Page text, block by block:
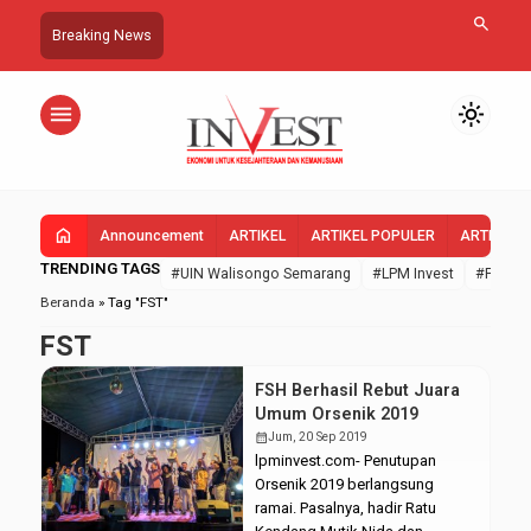
Breaking News search
menu light_mode
home Announcement ARTIKEL ARTIKEL POPULER ARTIKEL
TRENDING TAGS #UIN Walisongo Semarang #LPM Invest
#FEBI
Beranda » Tag "FST"
FST
FSH Berhasil Rebut Juara
Umum Orsenik 2019
calendar_monthJum, 20 Sep 2019
lpminvest.com- Penutupan
Orsenik 2019 berlangsung
ramai. Pasalnya, hadir Ratu